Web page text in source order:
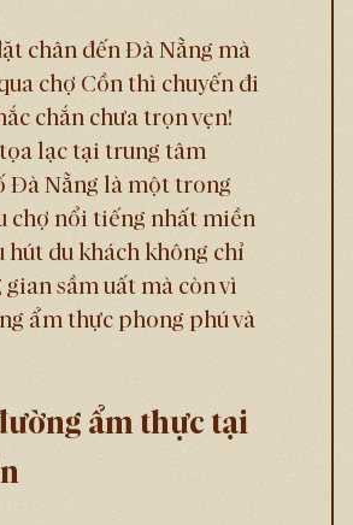
chân đến Đà Nẵng mà
chợ Cồn thì chuyến đi
chắn chưa trọn vẹn!
lạc tại trung tâm
Đà Nẵng là một trong
chợ nổi tiếng nhất miền
hút du khách không chỉ
sầm uất mà còn vì
ẩm thực phong phú và
ẩm thực tại